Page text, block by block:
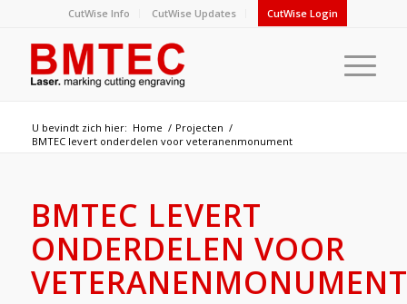
CutWise Info CutWise Updates CutWise Login
U bevindt zich hier: Home / Projecten /
BMTEC levert onderdelen voor veteranenmonument
BMTEC LEVERT
ONDERDELEN VOOR
VETERANENMONUMENT